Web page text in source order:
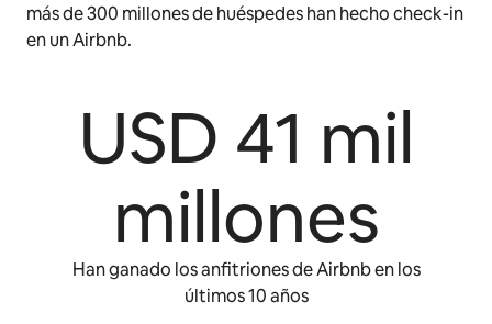
más de 300 millones de huéspedes han hecho check-in
en un Airbnb.
USD 41 mil
millones
Han ganado los anfitriones de Airbnb en los
últimos 10 años